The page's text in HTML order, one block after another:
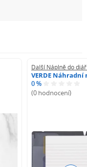
Další Náplně do
VERDE Náhradní
0 %
(0 hodnocení)